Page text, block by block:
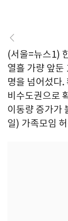
(서울=뉴스1)
열흘 가량 앞
명을 넘어섰다.
비수도권으로
이동량 증가가
일) 가족모임